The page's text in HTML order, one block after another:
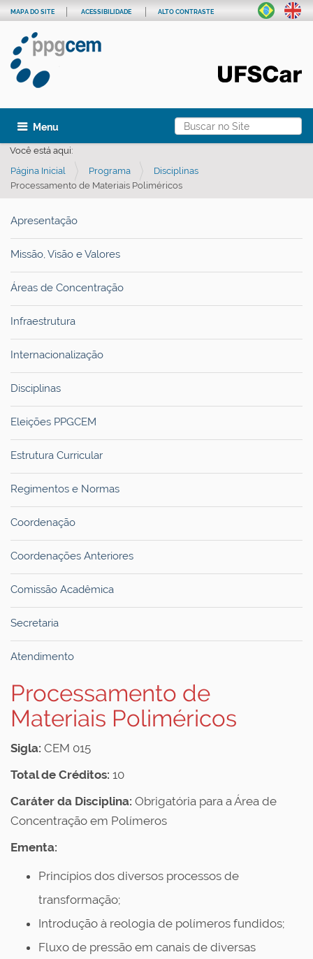
Busca
Busca Avançada…
MAPA DO SITE ACESSIBILIDADE ALTO CONTRASTE
Toggle navigation
Você está aqui:
Página Inicial
Programa
Disciplinas
Processamento de Materiais Poliméricos
Apresentação
Missão, Visão e Valores
Áreas de Concentração
Infraestrutura
Internacionalização
Disciplinas
Eleições PPGCEM
Estrutura Curricular
Regimentos e Normas
Coordenação
Coordenações Anteriores
Comissão Acadêmica
Secretaria
Atendimento
Processamento de
Materiais Poliméricos
Sigla: CEM 015
Total de Créditos: 10
Caráter da Disciplina: Obrigatória para a Área de
Concentração em Polímeros
Ementa:
Princípios dos diversos processos de
transformação;
Introdução à reologia de polímeros fundidos;
Fluxo de pressão em canais de diversas